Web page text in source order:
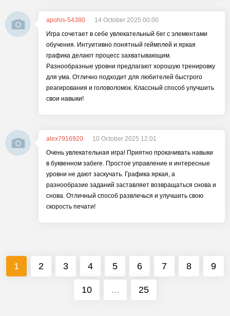
apohis-54380
14 October 2025 00:00
Игра сочетает в себе увлекательный бег с элементами
обучения. Интуитивно понятный геймплей и яркая
графика делают процесс захватывающим.
Разнообразные уровни предлагают хорошую тренировку
для ума. Отлично подходит для любителей быстрого
реагирования и головоломок. Классный способ улучшить
свои навыки!
alex7916920
10 October 2025 12:01
Очень увлекательная игра! Приятно прокачивать навыки
в буквенном забеге. Простое управление и интересные
уровни не дают заскучать. Графика яркая, а
разнообразие заданий заставляет возвращаться снова и
снова. Отличный способ развлечься и улучшить свою
скорость печати!
1 2 3 4 5 6 7 8 9
10 ... 25